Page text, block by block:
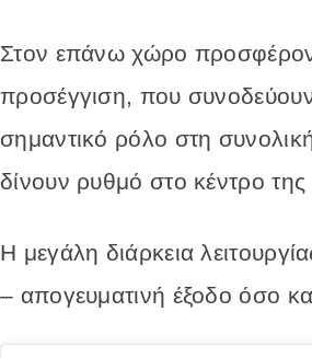
Στον επάνωχώρο
προσέγγιση, που
σημαντικό ρόλο στη
δίνουν ρυθμό στο κέντροτης
Η μεγάλη διάρκεια
– απογευματινή έξοδο όσο